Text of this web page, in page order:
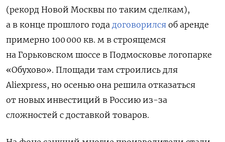
(рекорд Новой Москвы по таким сделкам),
а в конце прошлого года договорился об аренде
примерно 100 000 кв. м в строящемся
на Горьковском шоссе в Подмосковье логопарке
«Обухово». Площади там строились для
Aliexpress, но осенью она решила отказаться
от новых инвестиций в Россию из-за
сложностей с доставкой товаров.